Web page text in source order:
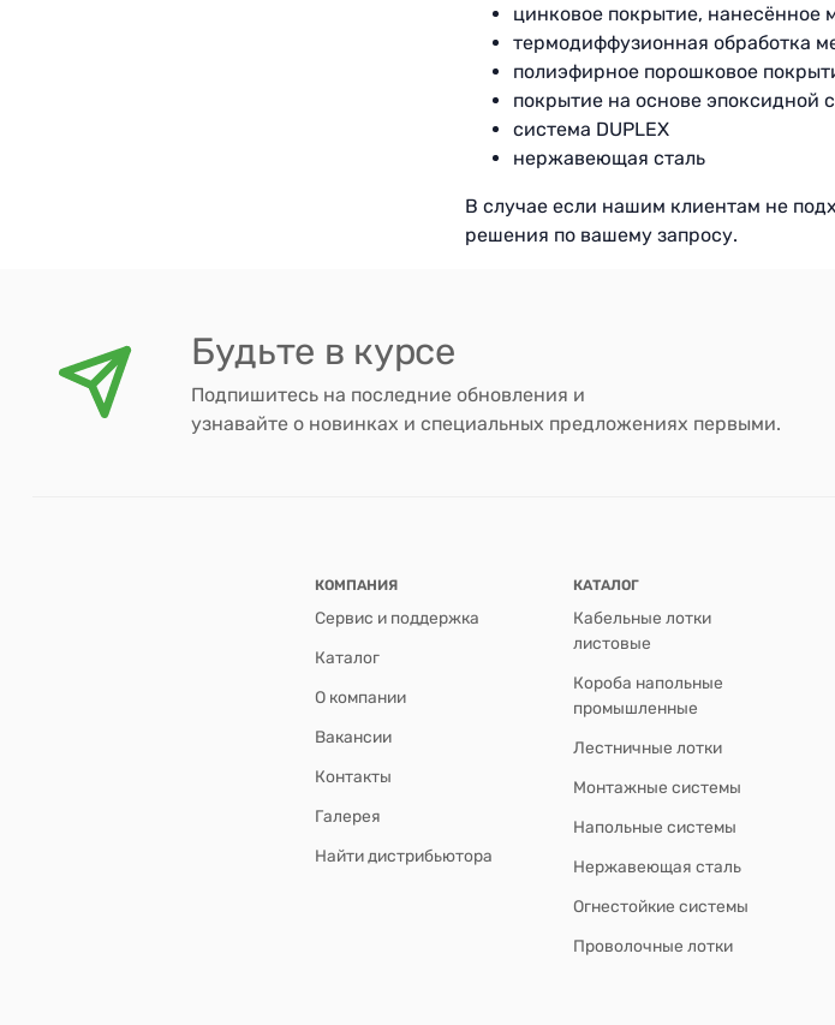
цинковое покрытие, нанесённое
термодиффузионная обработка
полиэфирное порошковое
покрытие на основе эпоксидной
система DUPLEX
нержавеющая сталь
В случае если нашим клиентам не
решения по вашему запросу.
Будьте в курсе
Подпишитесь на последние обновления и
узнавайте о новинках и специальных предложениях первыми.
КОМПАНИЯ
Сервис и поддержка
Каталог
О компании
Вакансии
Контакты
Галерея
Найти дистрибьютора
КАТАЛОГ
Кабельные лотки
листовые
Короба напольные
промышленные
Лестничные лотки
Монтажные системы
Напольные системы
Нержавеющая сталь
Огнестойкие системы
Проволочные лотки